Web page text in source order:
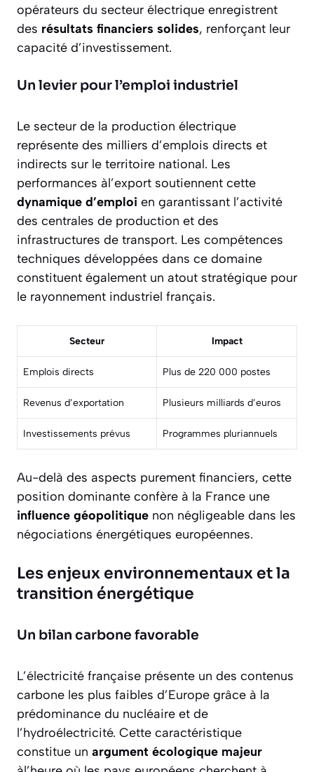
opérateurs du secteur électrique enregistrent
des résultats financiers solides, renforçant leur
capacité d’investissement.
Un levier pour l’emploi industriel
Le secteur de la production électrique
représente des milliers d’emplois directs et
indirects sur le territoire national. Les
performances àl’export soutiennent cette
dynamique d’emploi en garantissant l’activité
des centrales de production et des
infrastructures de transport. Les compétences
techniques développées dans ce domaine
constituent également un atout stratégique pour
le rayonnement industriel français.
Secteur Impact
Emplois directs Plus de 220 000 postes
Revenus d’exportation Plusieurs milliards d’euros
Investissements prévus Programmes pluriannuels
Au-delà des aspects purement financiers, cette
position dominante confère à la France une
influence géopolitique non négligeable dans les
négociations énergétiques européennes.
Les enjeux environnementaux et la
transition énergétique
Un bilan carbone favorable
L’électricité française présente un des contenus
carbone les plus faibles d’Europe grâce à la
prédominance du nucléaire et de
l’hydroélectricité. Cette caractéristique
constitue un argument écologique majeur